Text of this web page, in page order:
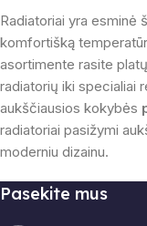
Radiatoriai yra esminė
komfortišką
asortimente rasite
radiatorių iki specialiai
aukščiausios kokybės
radiatoriai pasižymi
moderniu dizainu.
Pasekite mus